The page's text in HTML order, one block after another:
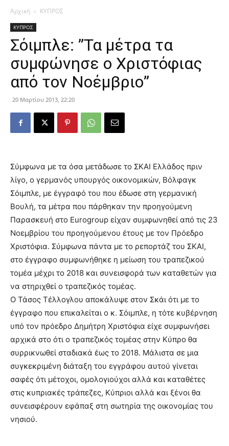
Αρχική ΚΥΠΡΟΣ
ΚΥΠΡΟΣ
Σόιμπλε: ”Τα μέτρα τα
συμφώνησε ο Χριστόφιας
από τον Νοέμβριο”
20 Μαρτίου 2013, 22:20
Σύμφωνα με τα όσα μετάδωσε το ΣΚΑΙ Ελλάδος πριν
λίγο, ο γερμανός υπουργός οικονομικών, Βόλφαγκ
Σόιμπλε, με έγγραφό του που έδωσε στη γερμανική
Βουλή, τα μέτρα που πάρθηκαν την προηγούμενη
Παρασκευή στο Eurogroup είχαν συμφωνηθεί από τις 23
Νοεμβρίου του προηγούμενου έτους με τον Πρόεδρο
Χριστόφια. Σύμφωνα πάντα με το ρεπορτάζ του ΣΚΑΙ,
στο έγγραφο συμφωνήθηκε η μείωση του τραπεζικού
τομέα μέχρι το 2018 και συνεισφορά των καταθετών για
να στηριχθεί ο τραπεζικός τομέας.
Ο Τάσος Τέλλογλου αποκάλυψε στον Σκάι ότι με το
έγγραφο που επικαλείται ο κ. Σόιμπλε, η τότε κυβέρνηση
υπό τον πρόεδρο Δημήτρη Χριστόφια είχε συμφωνήσει
αρχικά στο ότι ο τραπεζικός τομέας στην Κύπρο θα
συρρικνωθεί σταδιακά έως το 2018. Μάλιστα σε μια
συγκεκριμένη διάταξη του εγγράφου αυτού γίνεται
σαφές ότι μέτοχοι, ομολογιούχοι αλλά και καταθέτες
στις κυπριακές τράπεζες, Κύπριοι αλλά και ξένοι θα
συνεισφέρουν εφάπαξ στη σωτηρία της οικονομίας του
νησιού.